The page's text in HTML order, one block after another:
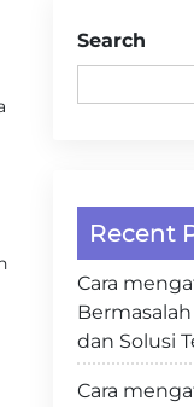
Search
Recent
Cara
dan Solusi
Cara